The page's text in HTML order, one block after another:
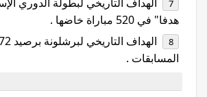
هدفا" في 520 مباراة خاضها .
المسابقات .